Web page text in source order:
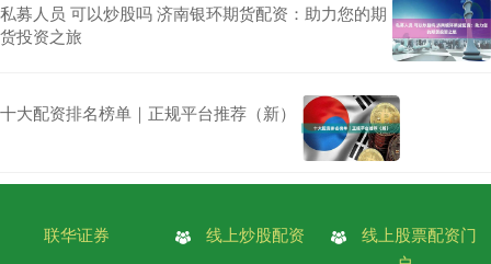
私募人员 可以炒股吗 济南银环期货配资：助力您的期
货投资之旅
十大配资排名榜单｜正规平台推荐（新）
联华证券 线上炒股配资
线上股票配资门